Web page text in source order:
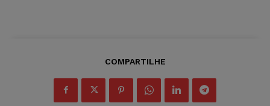
COMPARTILHE